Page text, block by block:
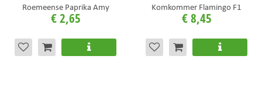
Roemeense Paprika Amy
€2,65
Komkommer Flamingo F1
€8,45